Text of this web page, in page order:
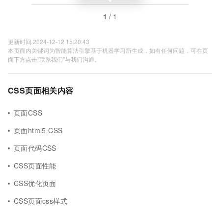
1 / 1
更新时间 2024-12-12 15:20:43
本页面内关键词为智能算法引擎基于机器学习所生成，如有任何问题，可在页
面下方点击"联系我们"与我们沟通。
CSS页面相关内容
页面CSS
页面html5 CSS
页面代码CSS
CSS页面性能
CSS优化页面
CSS页面css样式